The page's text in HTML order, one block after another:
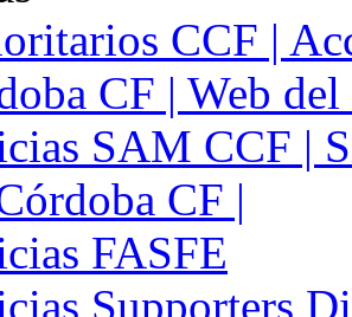
CCF |
CF | Web
SAM CCF |
CF |
FASFE
Supporters